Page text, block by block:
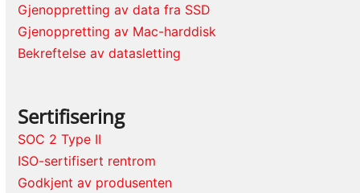
Gjenoppretting av data fra SSD
Gjenoppretting av Mac-harddisk
Bekreftelse av datasletting
Sertifisering
SOC 2 Type II
ISO-sertifisert rentrom
Godkjent av produsenten